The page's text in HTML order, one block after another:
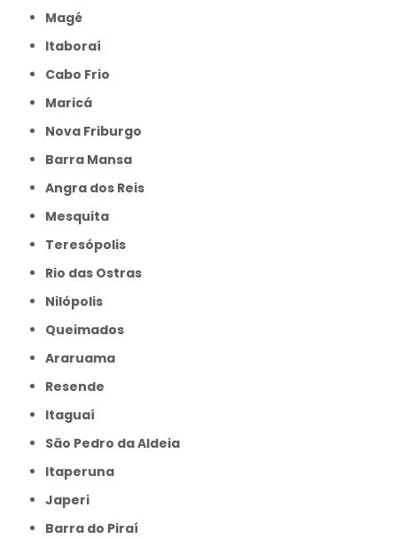
Magé
Itaboraí
Cabo Frio
Maricá
Nova Friburgo
Barra Mansa
Angra dos Reis
Mesquita
Teresópolis
Rio das Ostras
Nilópolis
Queimados
Araruama
Resende
Itaguaí
São Pedro da Aldeia
Itaperuna
Japeri
Barra do Piraí